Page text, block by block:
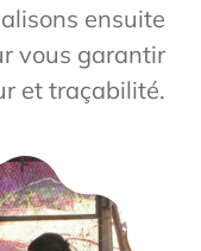
ensuite
vous garantir
et traçabilité.